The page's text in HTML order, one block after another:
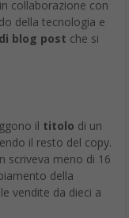
collaborazione con
della tecnologia e
blog post che si
il titolo di un
il resto del copy.
scriveva meno di 16
della
vendite da dieci a